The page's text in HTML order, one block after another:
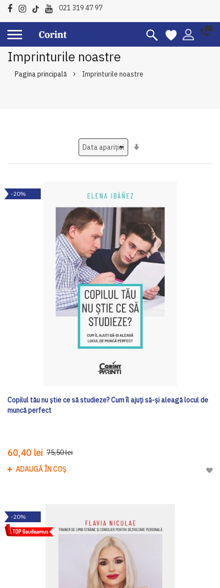
021 319 47 97
Imprinturile noastre
Pagina principală Imprinturile noastre
-20%
Copilul tău nu ştie ce să studieze? Cum îl ajuţi să-şi aleagă locul de
muncă perfect
60,40 lei 75,50 lei
ADAUGĂ ÎN COȘ
-20%